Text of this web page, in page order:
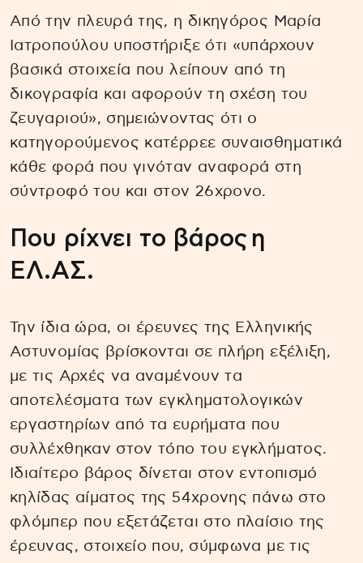
Από την πλευρά της, η δικηγόρος Μαρία
Ιατροπούλου υποστήριξε ότι «υπάρχουν
βασικά στοιχεία που λείπουν από τη
δικογραφία και αφορούν τη σχέση του
ζευγαριού», σημειώνοντας ότι ο
κατηγορούμενος κατέρρεε συναισθηματικά
κάθε φορά που γινόταν αναφορά στη
σύντροφό του και στον 26χρονο.
Που ρίχνει το βάρος η
ΕΛ.ΑΣ.
Την ίδια ώρα, οι έρευνες της Ελληνικής
Αστυνομίας βρίσκονται σε πλήρη εξέλιξη,
με τις Αρχές να αναμένουν τα
αποτελέσματα των εγκληματολογικών
εργαστηρίων από τα ευρήματα που
συλλέχθηκαν στον τόπο του εγκλήματος.
Ιδιαίτερο βάρος δίνεται στον εντοπισμό
κηλίδας αίματος της 54χρονης πάνω στο
φλόμπερ που εξετάζεται στο πλαίσιο της
έρευνας, στοιχείο που, σύμφωνα με τις